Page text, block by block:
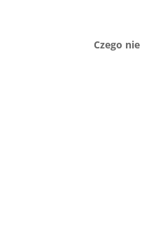
Czego